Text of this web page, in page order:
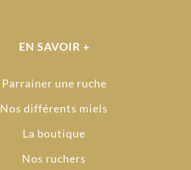
11,00€
EN SAVOIR +
Parrainer une ruche
Nos différents miels
La boutique
Nos ruchers